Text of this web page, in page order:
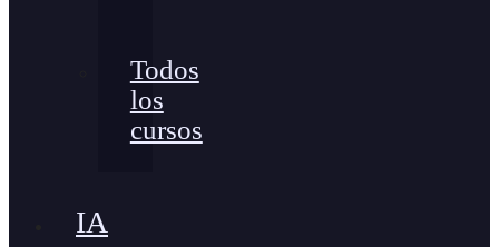
Todos
los
cursos
IA